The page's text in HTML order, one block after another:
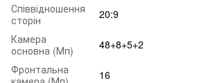
Співвідношення
сторін
20:9
Камера
основна (Мп)
48+8+5+2
Фронтальна
16